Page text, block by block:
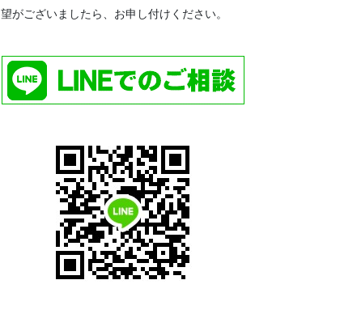
望がございましたら、お申し付けください。